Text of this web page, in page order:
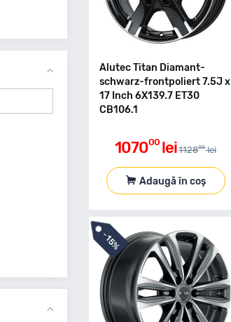
Alutec Titan Diamant-
schwarz-frontpoliert 7.5J x
17 Inch 6X139.7 ET30
CB106.1
107000 lei 112800 lei
Adaugă în coș
-15%